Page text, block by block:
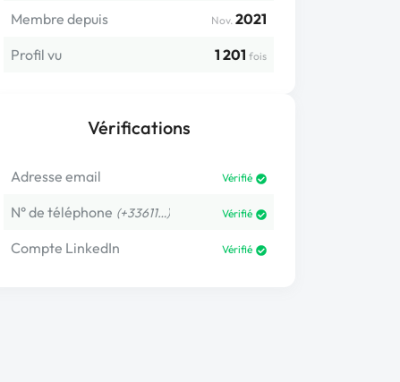
Membre depuis Nov. 2021
Profil vu
1 201 fois
Vérifications
Adresse email Vérifié
N° de téléphone (+33611…) Vérifié
Compte LinkedIn Vérifié